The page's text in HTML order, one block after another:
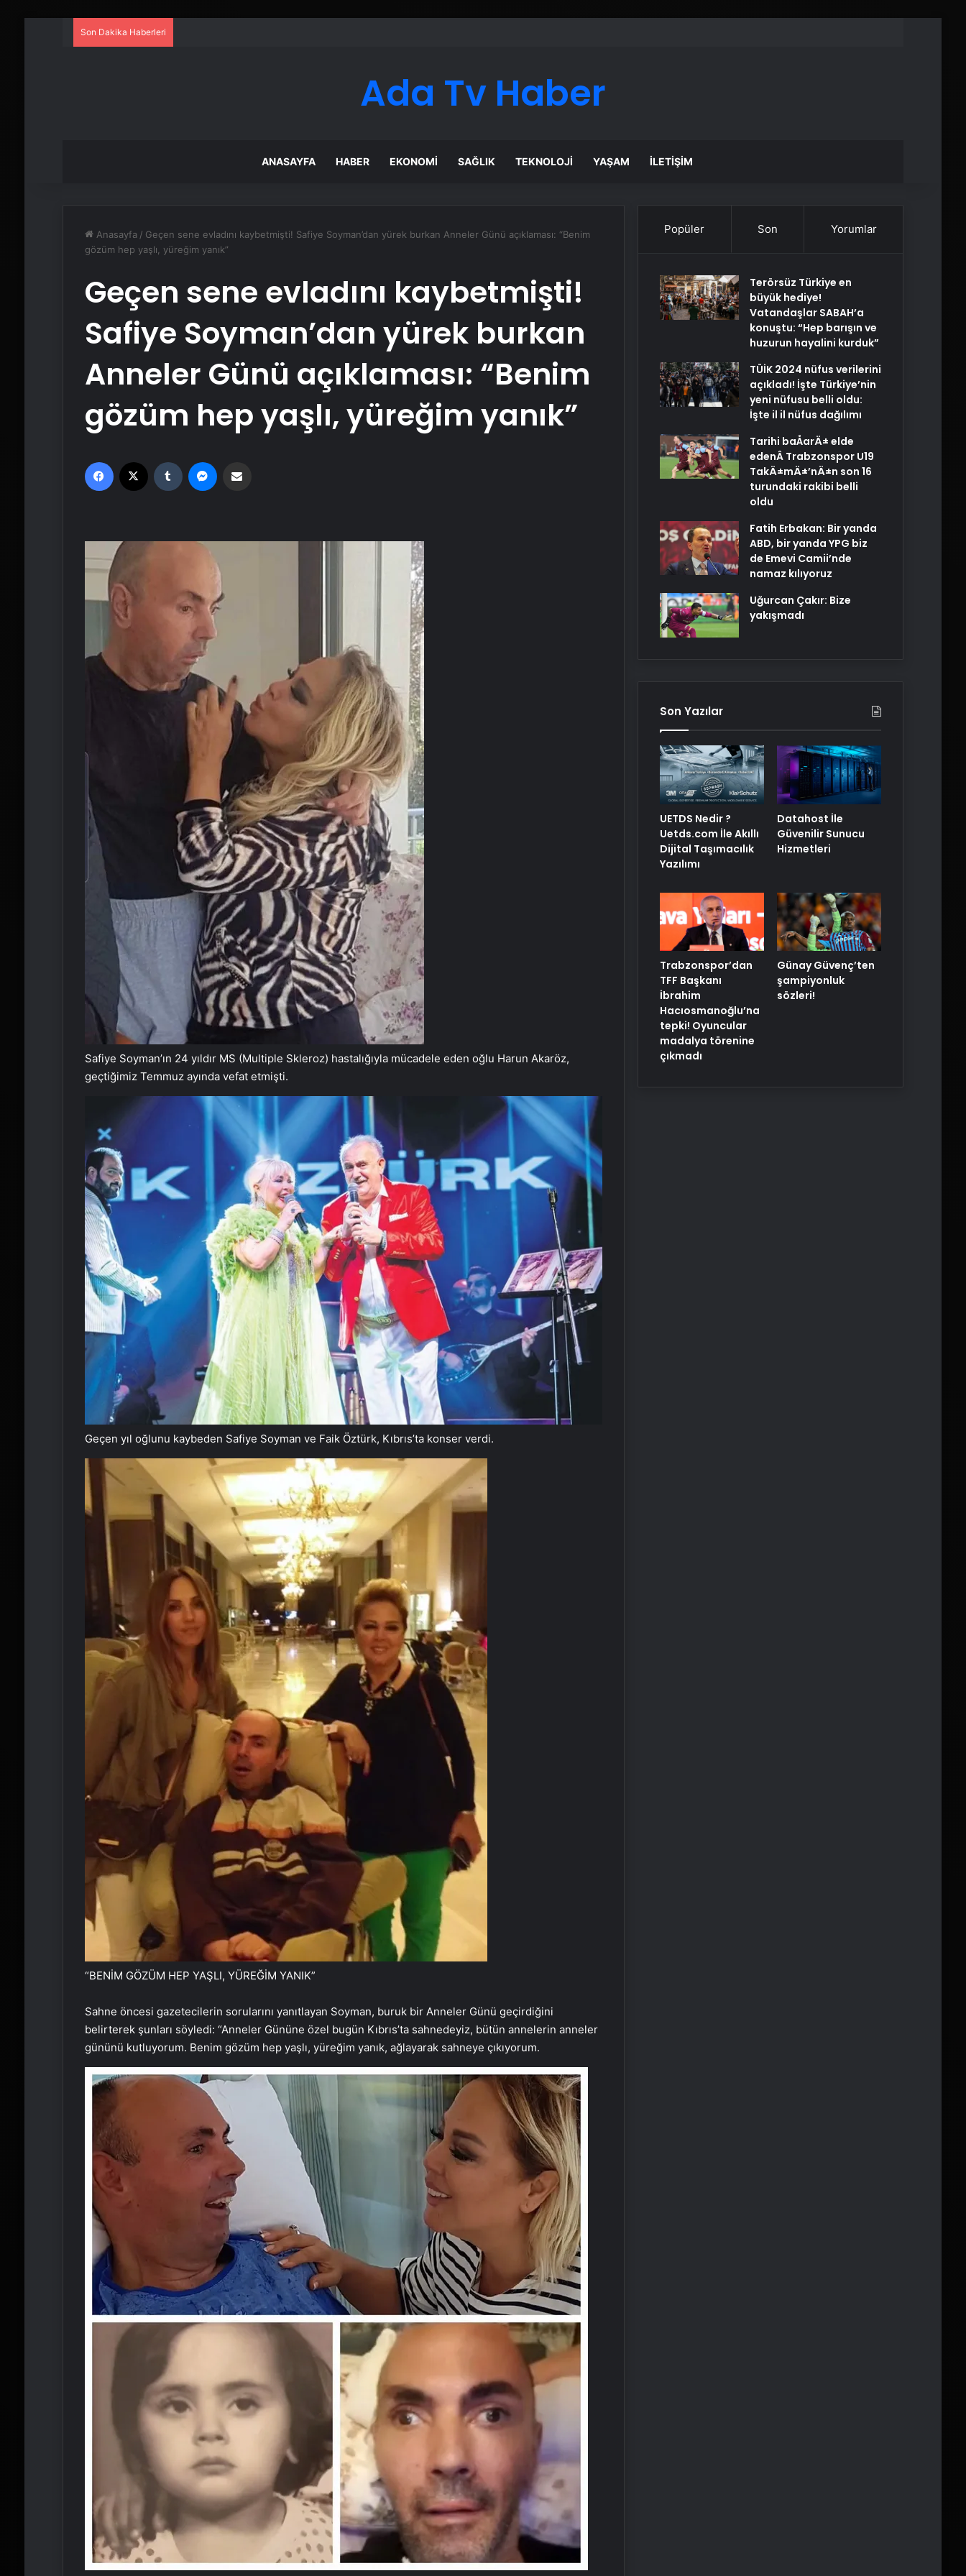
Son Dakika Haberleri
Ada Tv Haber
ANASAYFA HABER EKONOMI SAĞLIK TEKNOLOJI YAŞAM İLETIŞIM
Anasayfa / Geçen sene evladını kaybetmişti! Safiye Soyman’dan yürek burkan Anneler Günü açıklaması: “Benim
gözüm hep yaşlı, yüreğim yanık”
Geçen sene evladını kaybetmişti!
Safiye Soyman’dan yürek burkan
Anneler Günü açıklaması: “Benim
gözüm hep yaşlı, yüreğim yanık”
Facebook Tumblr
Safiye Soyman’ın 24 yıldır MS (Multiple Skleroz) hastalığıyla mücadele eden oğlu Harun Akaröz,
geçtiğimiz Temmuz ayında vefat etmişti.
Geçen yıl oğlunu kaybeden Safiye Soyman ve Faik Öztürk, Kıbrıs’ta konser verdi.
“BENİM GÖZÜM HEP YAŞLI, YÜREĞİM YANIK”
Sahne öncesi gazetecilerin sorularını yanıtlayan Soyman, buruk bir Anneler Günü geçirdiğini
belirterek şunları söyledi: “Anneler Gününe özel bugün Kıbrıs’ta sahnedeyiz, bütün annelerin anneler
gününü kutluyorum. Benim gözüm hep yaşlı, yüreğim yanık, ağlayarak sahneye çıkıyorum.
Popüler Son Yorumlar
Terörsüz Türkiye en
büyük hediye!
Vatandaşlar SABAH’a
konuştu: “Hep barışın ve
huzurun hayalini kurduk”
TÜİK 2024 nüfus verilerini
açıkladı! İşte Türkiye’nin
yeni nüfusu belli oldu:
İşte il il nüfus dağılımı
Tarihi baÅarÄ± elde
edenÂ Trabzonspor U19
TakÄ±mÄ±’nÄ±n son 16
turundaki rakibi belli
oldu
Fatih Erbakan: Bir yanda
ABD, bir yanda YPG biz
de Emevi Camii’nde
namaz kılıyoruz
Uğurcan Çakır: Bize
yakışmadı
Son Yazılar
UETDS Nedir ?
Uetds.com İle Akıllı
Dijital Taşımacılık
Yazılımı
Datahost İle
Güvenilir Sunucu
Hizmetleri
Trabzonspor’dan
TFF Başkanı
İbrahim
Hacıosmanoğlu’na
tepki! Oyuncular
madalya törenine
çıkmadı
Günay Güvenç’ten
şampiyonluk
sözleri!